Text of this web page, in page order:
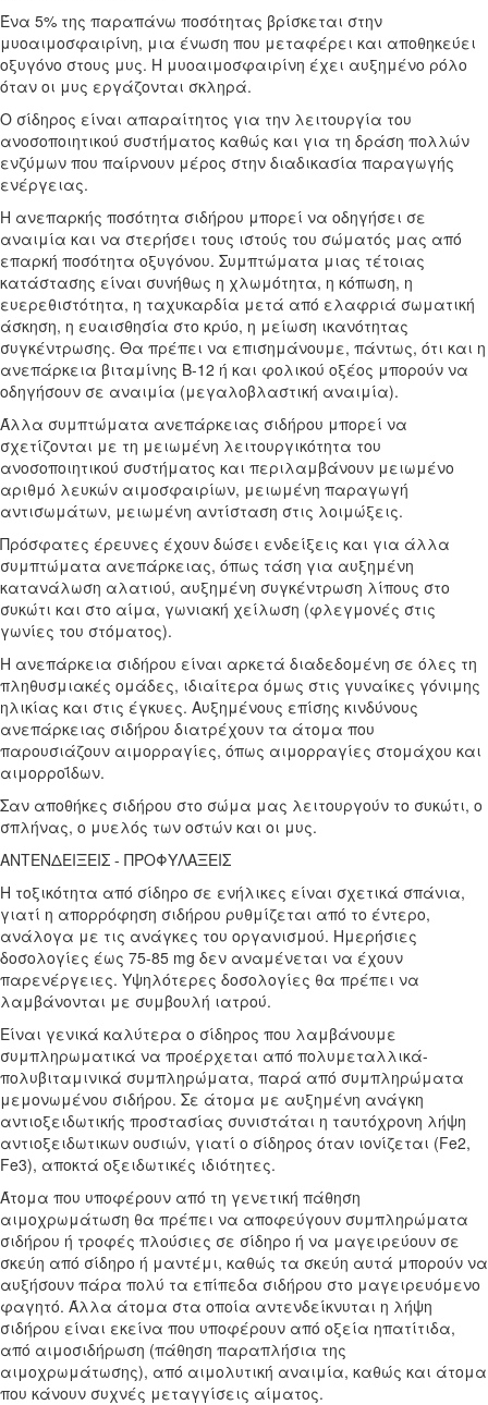
Ένα 5% της παραπάνω ποσότητας βρίσκεται στην
μυοαιμοσφαιρίνη, μια ένωση που μεταφέρει και αποθηκεύει
οξυγόνο στους μυς. Η μυοαιμοσφαιρίνη έχει αυξημένο ρόλο
όταν οι μυς εργάζονται σκληρά.
O σίδηρος είναι απαραίτητος για την λειτουργία του
ανοσοποιητικού συστήματος καθώς και για τη δράση πολλών
ενζύμων που παίρνουν μέρος στην διαδικασία παραγωγής
ενέργειας.
Η ανεπαρκής ποσότητα σιδήρου μπορεί να οδηγήσει σε
αναιμία και να στερήσει τους ιστούς του σώματός μας από
επαρκή ποσότητα οξυγόνου. Συμπτώματα μιας τέτοιας
κατάστασης είναι συνήθως η χλωμότητα, η κόπωση, η
ευερεθιστότητα, η ταχυκαρδία μετά από ελαφριά σωματική
άσκηση, η ευαισθησία στο κρύο, η μείωση ικανότητας
συγκέντρωσης. Θα πρέπει να επισημάνουμε, πάντως, ότι και η
ανεπάρκεια βιταμίνης Β-12 ή και φολικού οξέος μπορούν να
οδηγήσουν σε αναιμία (μεγαλοβλαστική αναιμία).
Άλλα συμπτώματα ανεπάρκειας σιδήρου μπορεί να
σχετίζονται με τη μειωμένη λειτουργικότητα του
ανοσοποιητικού συστήματος και περιλαμβάνουν μειωμένο
αριθμό λευκών αιμοσφαιρίων, μειωμένη παραγωγή
αντισωμάτων, μειωμένη αντίσταση στις λοιμώξεις.
Πρόσφατες έρευνες έχουν δώσει ενδείξεις και για άλλα
συμπτώματα ανεπάρκειας, όπως τάση για αυξημένη
κατανάλωση αλατιού, αυξημένη συγκέντρωση λίπους στο
συκώτι και στο αίμα, γωνιακή χείλωση (φλεγμονές στις
γωνίες του στόματος).
Η ανεπάρκεια σιδήρου είναι αρκετά διαδεδομένη σε όλες τη
πληθυσμιακές ομάδες, ιδιαίτερα όμως στις γυναίκες γόνιμης
ηλικίας και στις έγκυες. Αυξημένους επίσης κινδύνους
ανεπάρκειας σιδήρου διατρέχουν τα άτομα που
παρουσιάζουν αιμορραγίες, όπως αιμορραγίες στομάχου και
αιμορροΐδων.
Σαν αποθήκες σιδήρου στο σώμα μας λειτουργούν το συκώτι, ο
σπλήνας, ο μυελός των οστών και οι μυς.
ΑΝΤΕΝΔΕΙΞΕΙΣ - ΠΡOΦΥΛΑΞΕΙΣ
Η τοξικότητα από σίδηρο σε ενήλικες είναι σχετικά σπάνια,
γιατί η απορρόφηση σιδήρου ρυθμίζεται από το έντερο,
ανάλογα με τις ανάγκες του οργανισμού. Hμερήσιες
δοσολογίες έως 75-85 mg δεν αναμένεται να έχουν
παρενέργειες. Υψηλότερες δοσολογίες θα πρέπει να
λαμβάνονται με συμβουλή ιατρού.
Είναι γενικά καλύτερα ο σίδηρος που λαμβάνουμε
συμπληρωματικά να προέρχεται από πολυμεταλλικά-
πολυβιταμινικά συμπληρώματα, παρά από συμπληρώματα
μεμονωμένου σιδήρου. Σε άτομα με αυξημένη ανάγκη
αντιοξειδωτικής προστασίας συνιστάται η ταυτόχρονη λήψη
αντιοξειδωτικων ουσιών, γιατί ο σίδηρος όταν ιονίζεται (Fe2,
Fe3), αποκτά οξειδωτικές ιδιότητες.
Άτομα που υποφέρουν από τη γενετική πάθηση
αιμοχρωμάτωση θα πρέπει να αποφεύγουν συμπληρώματα
σιδήρου ή τροφές πλούσιες σε σίδηρο ή να μαγειρεύουν σε
σκεύη από σίδηρο ή μαντέμι, καθώς τα σκεύη αυτά μπορούν να
αυξήσουν πάρα πολύ τα επίπεδα σιδήρου στο μαγειρευόμενο
φαγητό. Άλλα άτομα στα οποία αντενδείκνυται η λήψη
σιδήρου είναι εκείνα που υποφέρουν από οξεία ηπατίτιδα,
από αιμοσιδήρωση (πάθηση παραπλήσια της
αιμοχρωμάτωσης), από αιμολυτική αναιμία, καθώς και άτομα
που κάνουν συχνές μεταγγίσεις αίματος.